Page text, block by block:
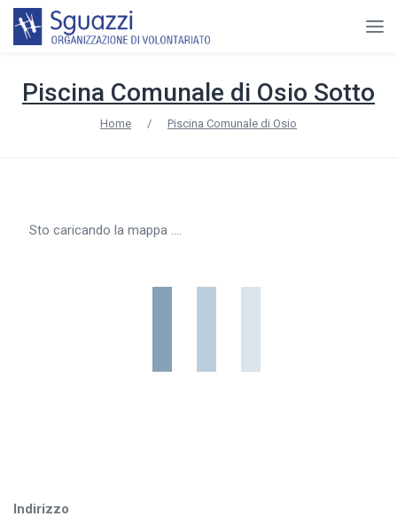
Piscina Comunale di Osio Sotto
Home / Piscina Comunale di Osio
Sto caricando la mappa ....
Indirizzo